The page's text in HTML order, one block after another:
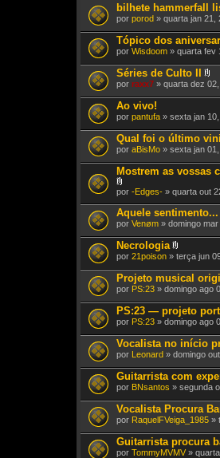
bilhete hammerfall
por porod » quarta jan 21,
Tópico dos
por Wisdoom » quarta fev
Séries de Culto II
A
e
o
(
s
)
por raxx7 » quarta dez
Ao vivo!
por pantufa » sexta jan
Qual foi o último
por aBisMo » sexta jan
Mostrem as vossas
A
e
x
o
(
s
)
por -Edges- » quarta out
Aquele sentimento...
por Venøm » domingo
Necrologia
A
e
x
o
(
s
)
por 21poison » terça jun
Projeto musical
por PS:23 » domingo ago
PS:23 — projeto
por PS:23 » domingo ago
Vocalista no início
por Leonard » domingo
Guitarrista com
por BNsantos » segunda
Vocalista Procura
por RaquelFVeiga_1985 »
Guitarrista procura
por TommyMVMV »